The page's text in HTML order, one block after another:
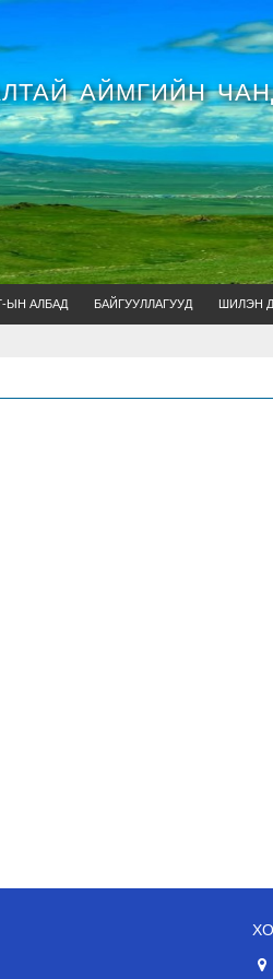
АЙМГИЙН
ЫН АЛБАД БАЙГУУЛЛАГУУД ШИЛЭН